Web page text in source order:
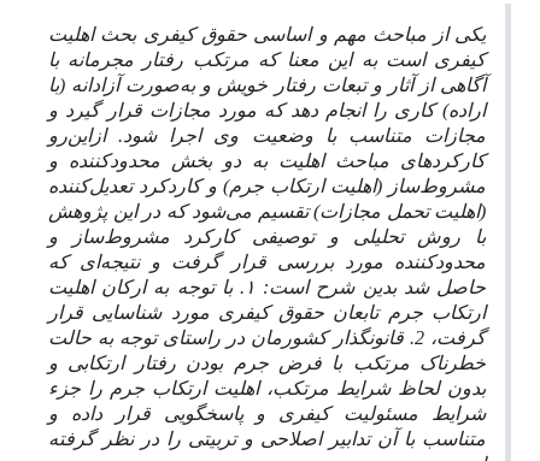
یکی از مباحث مهم و اساسی حقوق کیفری بحث اهلیت
کیفری است به این معنا که مرتکب رفتار مجرمانه با
آگاهی از آثار و تبعات رفتار خویش و به‌صورت آزادانه (با
اراده) کاری را انجام دهد که مورد مجازات قرار گیرد و
مجازات متناسب با وضعیت وی اجرا شود. ازاین‌رو
کارکردهای مباحث اهلیت به دو بخش محدودکننده و
مشروط‌ساز (اهلیت ارتکاب جرم) و کاردکرد تعدیل‌کننده
(اهلیت تحمل مجازات) تقسیم می‌شود که در این پژوهش
با روش تحلیلی و توصیفی کارکرد مشروط‌ساز و
محدود‌کننده مورد بررسی قرار گرفت و نتیجه‌ای که
حاصل شد بدین شرح است: ۱. با توجه به ارکان اهلیت
ارتکاب جرم تابعان حقوق کیفری مورد شناسایی قرار
گرفت، 2. قانونگذار کشورمان در راستای توجه به حالت
خطرناک مرتکب با فرض جرم بودن رفتار ارتکابی و
بدون لحاظ شرایط مرتکب، اهلیت ارتکاب جرم را جزء
شرایط مسئولیت کیفری و پاسخگویی قرار داده و
متناسب با آن تدابیر اصلاحی و تربیتی را در نظر گرفته